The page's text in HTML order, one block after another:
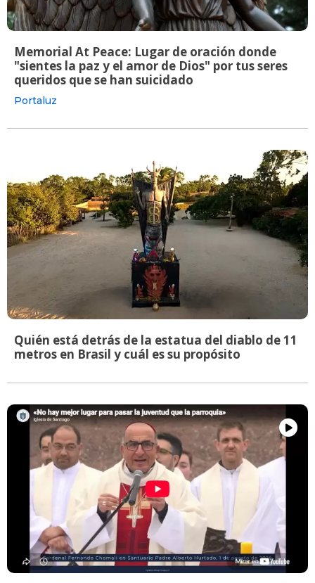
Memorial At Peace: Lugar de oración donde
"sientes la paz y el amor de Dios" por tus seres
queridos que se han suicidado
Portaluz
Quién está detrás de la estatua del diablo de 11
metros en Brasil y cuál es su propósito